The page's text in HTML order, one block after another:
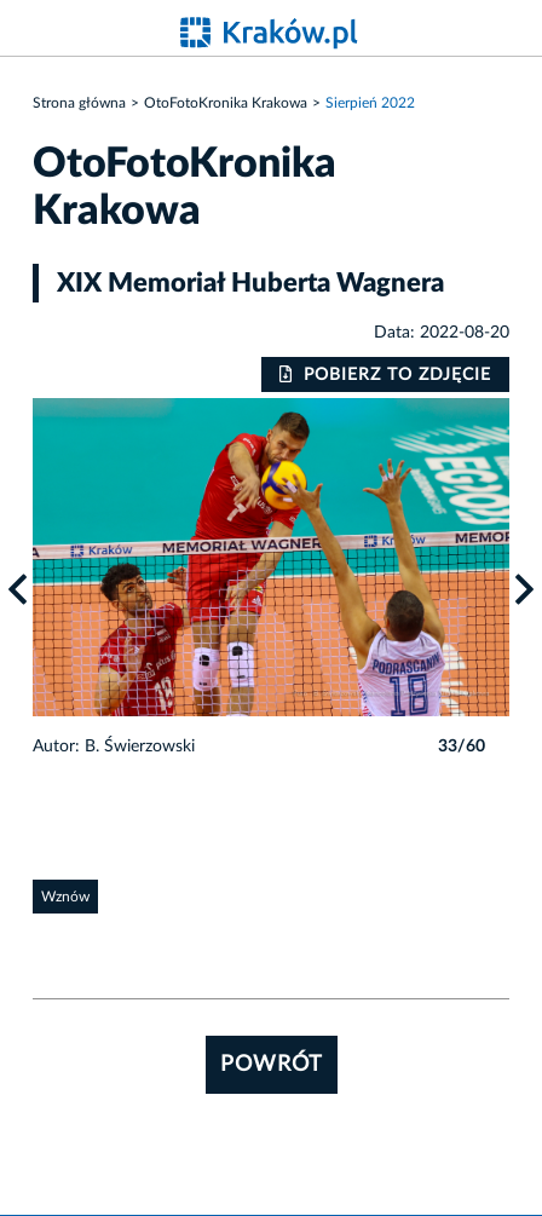
Strona główna OtoFotoKronika Krakowa Sierpień 2022
OtoFotoKronika
Krakowa
XIX Memoriał Huberta Wagnera
Data: 2022-08-20
POBIERZ TO ZDJĘCIE
Autor: B. Świerzowski 33/60
Wznów
POWRÓT